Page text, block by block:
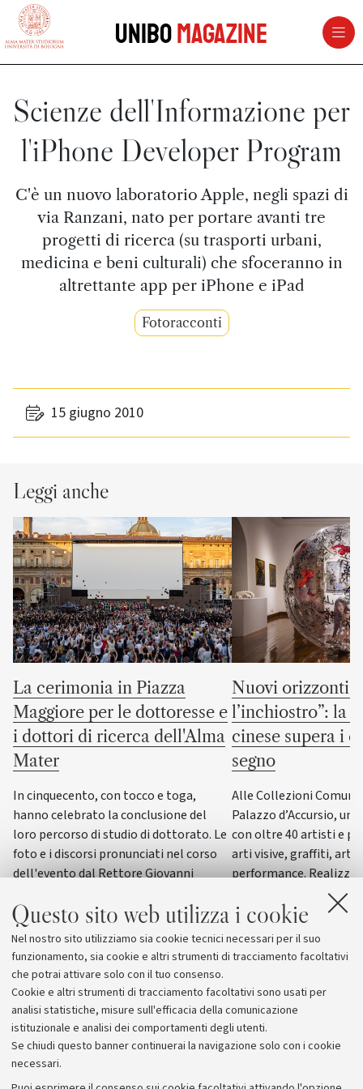
Questo sito web utilizza i cookie
Nel nostro sito utilizziamo sia cookie tecnici necessari per il suo
funzionamento, sia cookie e altri strumenti di tracciamento facoltativi
che potrai attivare solo con il tuo consenso.
Cookie e altri strumenti di tracciamento facoltativi sono usati per
analisi statistiche, misure sull'efficacia della comunicazione
istituzionale e analisi dei comportamenti degli utenti.
Se chiudi questo banner continuerai la navigazione solo con i cookie
necessari.
vai al contenuto della pagina
UniboMagazine
Scienze dell'Informazione per
l'iPhone Developer Program
C'è un nuovo laboratorio Apple, negli spazi di
via Ranzani, nato per portare avanti tre
progetti di ricerca (su trasporti urbani,
medicina e beni culturali) che sfoceranno in
altrettante app per iPhone e iPad
Fotoracconti
15 giugno 2010
Leggi anche
La cerimonia in Piazza
Maggiore per le dottoresse e
i dottori di ricerca dell'Alma
Mater
In cinquecento, con tocco e toga,
hanno celebrato la conclusione del
loro percorso di studio di dottorato. Le
foto e i discorsi pronunciati nel corso
dell'evento dal Rettore Giovanni
Elisabetta Tola e dal genetista Guido
Barbujani
Nuovi orizzonti
l’inchiostro”: la
cinese supera i
segno
Alle Collezioni
Palazzo d’Accursio,
con oltre 40 artisti e
arti visive, graffiti, arti
performance.
del progetto “ERC
dall’Università di
esposizione di questo
Archivio